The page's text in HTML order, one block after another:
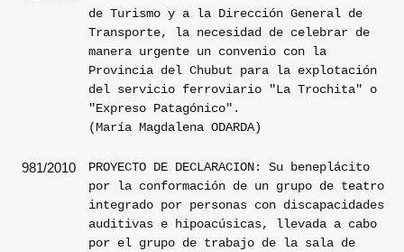
de Turismo y a la Dirección General de
Transporte, la necesidad de celebrar de
manera urgente un convenio con la
Provincia del Chubut para la explotación
del servicio ferroviario "La Trochita" o
"Expreso Patagónico".
(María Magdalena ODARDA)
981/2010
PROYECTO DE DECLARACION: Su beneplácito
por la conformación de un grupo de teatro
integrado por personas con discapacidades
auditivas e hipoacúsicas, llevada a cabo
por el grupo de trabajo de la sala de